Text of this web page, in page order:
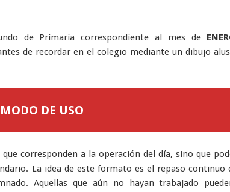
de Primaria correspondiente al mes de
de recordar en el colegio mediante un dibujo
MODO DE USO
corresponden a la operación del día, sino que
La idea de este formato es el repaso continuo
Aquellas que aún no hayan trabajado